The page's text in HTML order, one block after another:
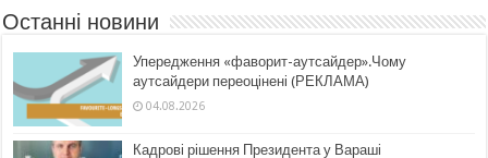
Останні новини
Упередження «фаворит-аутсайдер».Чому
аутсайдери переоцінені (РЕКЛАМА)
04.08.2026
Кадрові рішення Президента у Вараші